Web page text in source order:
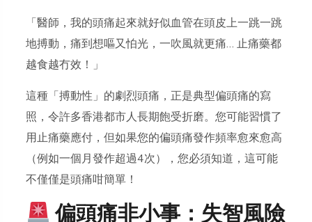
「醫師，我的頭痛起來就好似血管在頭皮上一跳一跳
地搏動，痛到想嘔又怕光，一吹風就更痛… 止痛藥都
越食越冇效！」
這種「搏動性」的劇烈頭痛，正是典型偏頭痛的寫
照，令許多香港都市人長期飽受折磨。您可能習慣了
用止痛藥應付，但如果您的偏頭痛發作頻率愈來愈高
（例如一個月發作超過4次），您必須知道，這可能
不僅僅是頭痛咁簡單！
偏頭痛非小事：失智風險